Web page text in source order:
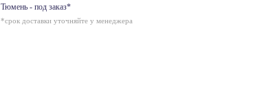
Тюмень - под заказ*
*срок доставки уточняйте у менеджера